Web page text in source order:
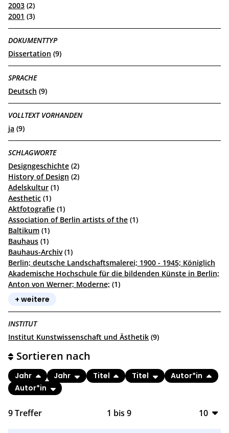
2003 (2)
2001 (3)
DOKUMENTTYP
Dissertation (9)
SPRACHE
Deutsch (9)
VOLLTEXT VORHANDEN
ja (9)
SCHLAGWORTE
Designgeschichte (2)
History of Design (2)
Adelskultur (1)
Aesthetic (1)
Aktfotografie (1)
Association of Berlin artists of the (1)
Baltikum (1)
Bauhaus (1)
Bauhaus-Archiv(1)
Berlin; deutsche Landschaftsmalerei; 1900 - 1945; Königlich
Akademische Hochschule für die bildenden Künste in Berlin;
Anton von Werner; Moderne; (1)
+ weitere
INSTITUT
Institut Kunstwissenschaft und Ästhetik (9)
9Treffer 1 bis 9
10
Sortieren nach
Jahr Jahr Titel Titel
Autor*in
Autor*in